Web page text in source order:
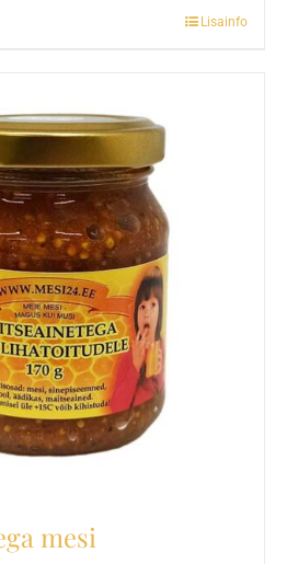
Lisainfo
mesi